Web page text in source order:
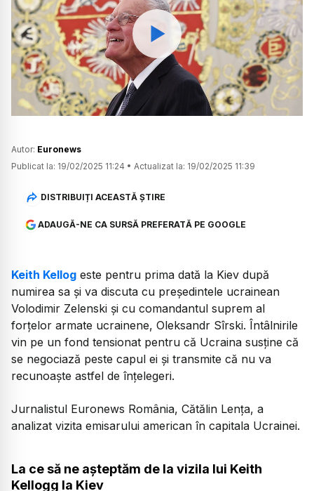
Watch
Autor: Euronews
Publicat la: 19/02/2025 11:24 • Actualizat la: 19/02/2025 11:39
DISTRIBUIȚI ACEASTĂ ȘTIRE
ADAUGĂ-NE CA SURSĂ PREFERATĂ PE GOOGLE
Keith Kellog este pentru prima dată la Kiev după
numirea sa și va discuta cu președintele ucrainean
Volodimir Zelenski și cu comandantul suprem al
forțelor armate ucrainene, Oleksandr Sîrski. Întâlnirile
vin pe un fond tensionat pentru că Ucraina susține că
se negociază peste capul ei și transmite că nu va
recunoaște astfel de înțelegeri.
Jurnalistul Euronews România, Cătălin Lența, a
analizat vizita emisarului american în capitala Ucrainei.
La ce să ne așteptăm de la vizila lui Keith
Kellogg la Kiev